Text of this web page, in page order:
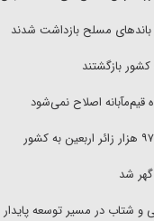
قیم‌مآبانه اصلاح نمی‌شود
شد
و شتاب در مسیر توسعه پایدار